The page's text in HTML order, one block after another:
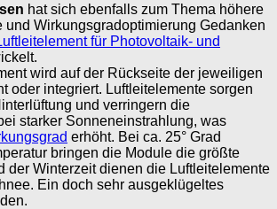
hat sich ebenfalls zum Thema höhere
und Wirkungsgradoptimierung Gedanken
für Photovoltaik- und
wird auf der Rückseite der jeweiligen
oder integriert. Luftleitelemente sorgen
und verringern die
starker Sonneneinstrahlung, was
erhöht. Bei ca. 25° Grad
bringen die Module die größte
der Winterzeit dienen die Luftleitelemente
Ein doch sehr ausgeklügeltes